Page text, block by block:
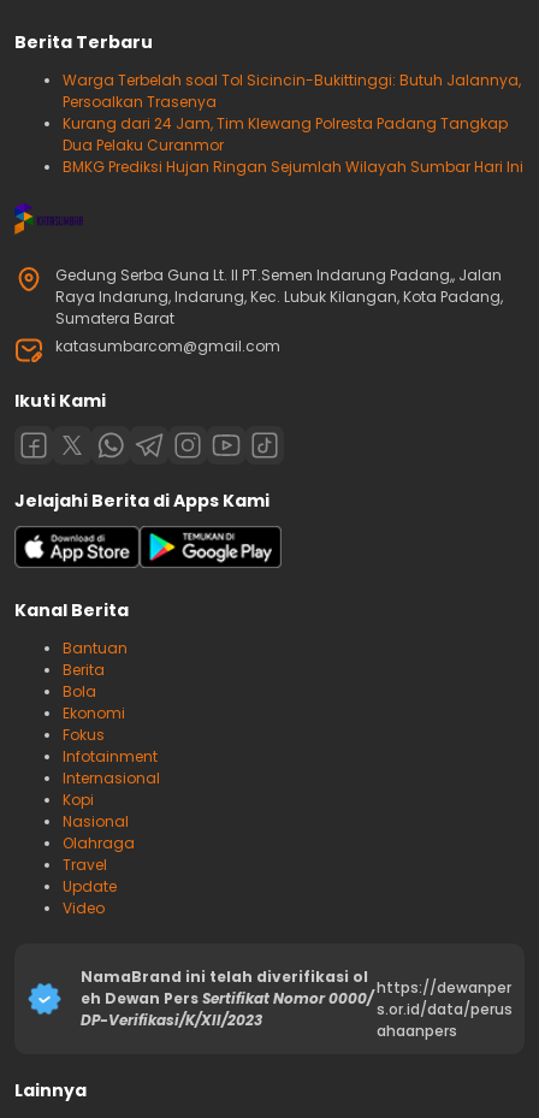
Berita Terbaru
Warga Terbelah soal Tol Sicincin-Bukittinggi: Butuh Jalannya,
Persoalkan Trasenya
Kurang dari 24 Jam, Tim Klewang Polresta Padang Tangkap
Dua Pelaku Curanmor
BMKG Prediksi Hujan Ringan Sejumlah Wilayah Sumbar Hari Ini
Gedung Serba Guna Lt. II PT.Semen Indarung Padang,, Jalan
Raya Indarung, Indarung, Kec. Lubuk Kilangan, Kota Padang,
Sumatera Barat
katasumbarcom@gmail.com
Ikuti Kami
Jelajahi Berita di Apps Kami
Kanal Berita
Bantuan
Berita
Bola
Ekonomi
Fokus
Infotainment
Internasional
Kopi
Nasional
Olahraga
Travel
Update
Video
NamaBrand ini telah diverifikasi ol
eh Dewan PersSertifikat Nomor 0000/
DP-Verifikasi/K/XII/2023
https://dewanper
s.or.id/data/perus
ahaanpers
Lainnya